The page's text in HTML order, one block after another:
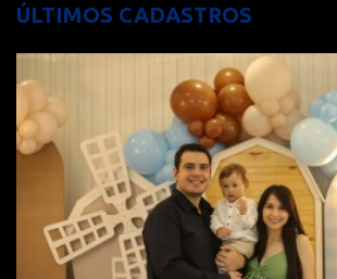
ÚLTIMOS CADASTROS